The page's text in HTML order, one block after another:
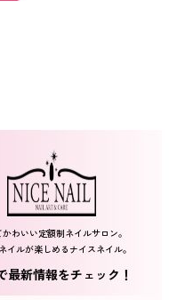
かわいい定額制ネイルサロン。
イルが楽しめるナイスネイル。
最新情報をチェック！